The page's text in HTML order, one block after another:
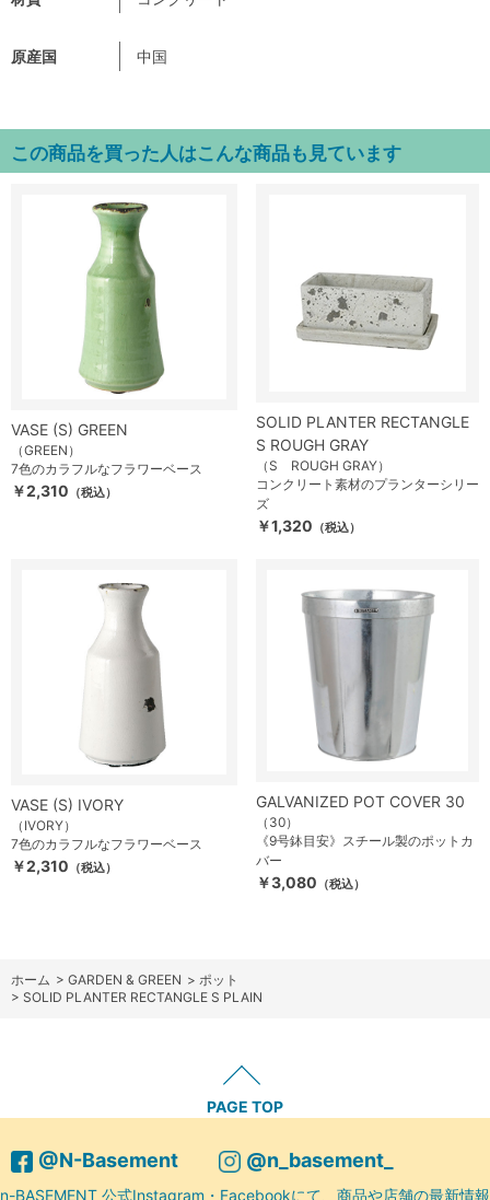
原産国 中国
この商品を買った人はこんな商品も見ています
VASE (S) GREEN
（GREEN）
7色のカラフルなフラワーベース
￥2,310 （税込）
SOLID PLANTER RECTANGLE
S ROUGH GRAY
（S ROUGH GRAY）
コンクリート素材のプランターシリー
ズ
￥1,320 （税込）
VASE (S) IVORY
（IVORY）
7色のカラフルなフラワーベース
￥2,310 （税込）
GALVANIZED POT COVER 30
（30）
《9号鉢目安》スチール製のポットカ
バー
￥3,080 （税込）
ホーム > GARDEN & GREEN > ポット
> SOLID PLANTER RECTANGLE S PLAIN
PAGE TOP
@N-Basement @n_basement_
n-BASEMENT 公式Instagram・Facebookにて、商品や店舗の最新情報